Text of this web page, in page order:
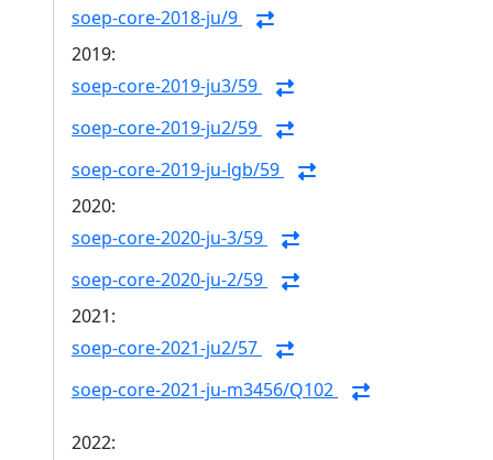
soep-core-2018-ju/9
2019:
soep-core-2019-ju3/59
soep-core-2019-ju2/59
soep-core-2019-ju-lgb/59
2020:
soep-core-2020-ju-3/59
soep-core-2020-ju-2/59
2021:
soep-core-2021-ju2/57
soep-core-2021-ju-m3456/Q102
2022: